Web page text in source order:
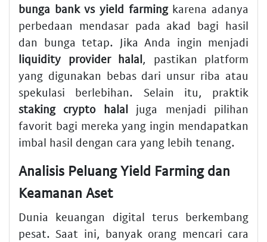
bunga bank vs yield farmingkarena adanya
perbedaan mendasar pada akad bagi hasil
dan bunga tetap. Jika Anda ingin menjadi
liquidity provider halal, pastikan platform
yang digunakan bebas dari unsur riba atau
spekulasi berlebihan. Selain itu, praktik
staking crypto halaljuga menjadi pilihan
favorit bagi mereka yang ingin mendapatkan
imbal hasil dengan cara yang lebih tenang.
Analisis Peluang Yield Farming dan
Keamanan Aset
Dunia keuangan digital terus berkembang
pesat. Saat ini, banyak orang mencari cara